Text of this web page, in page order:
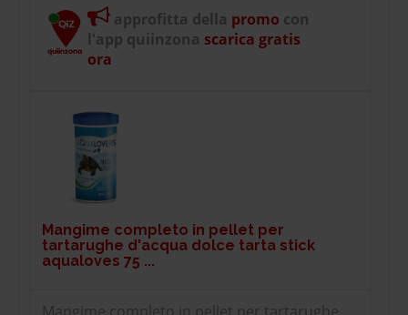
approfitta della promo con
l'app quiinzona scarica gratis
ora
Mangime completo in pellet per
tartarughe d'acqua dolce tarta stick
aqualoves 75 ...